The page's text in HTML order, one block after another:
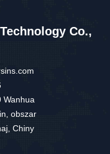
Co.,
Wanhua
obszar
Chiny